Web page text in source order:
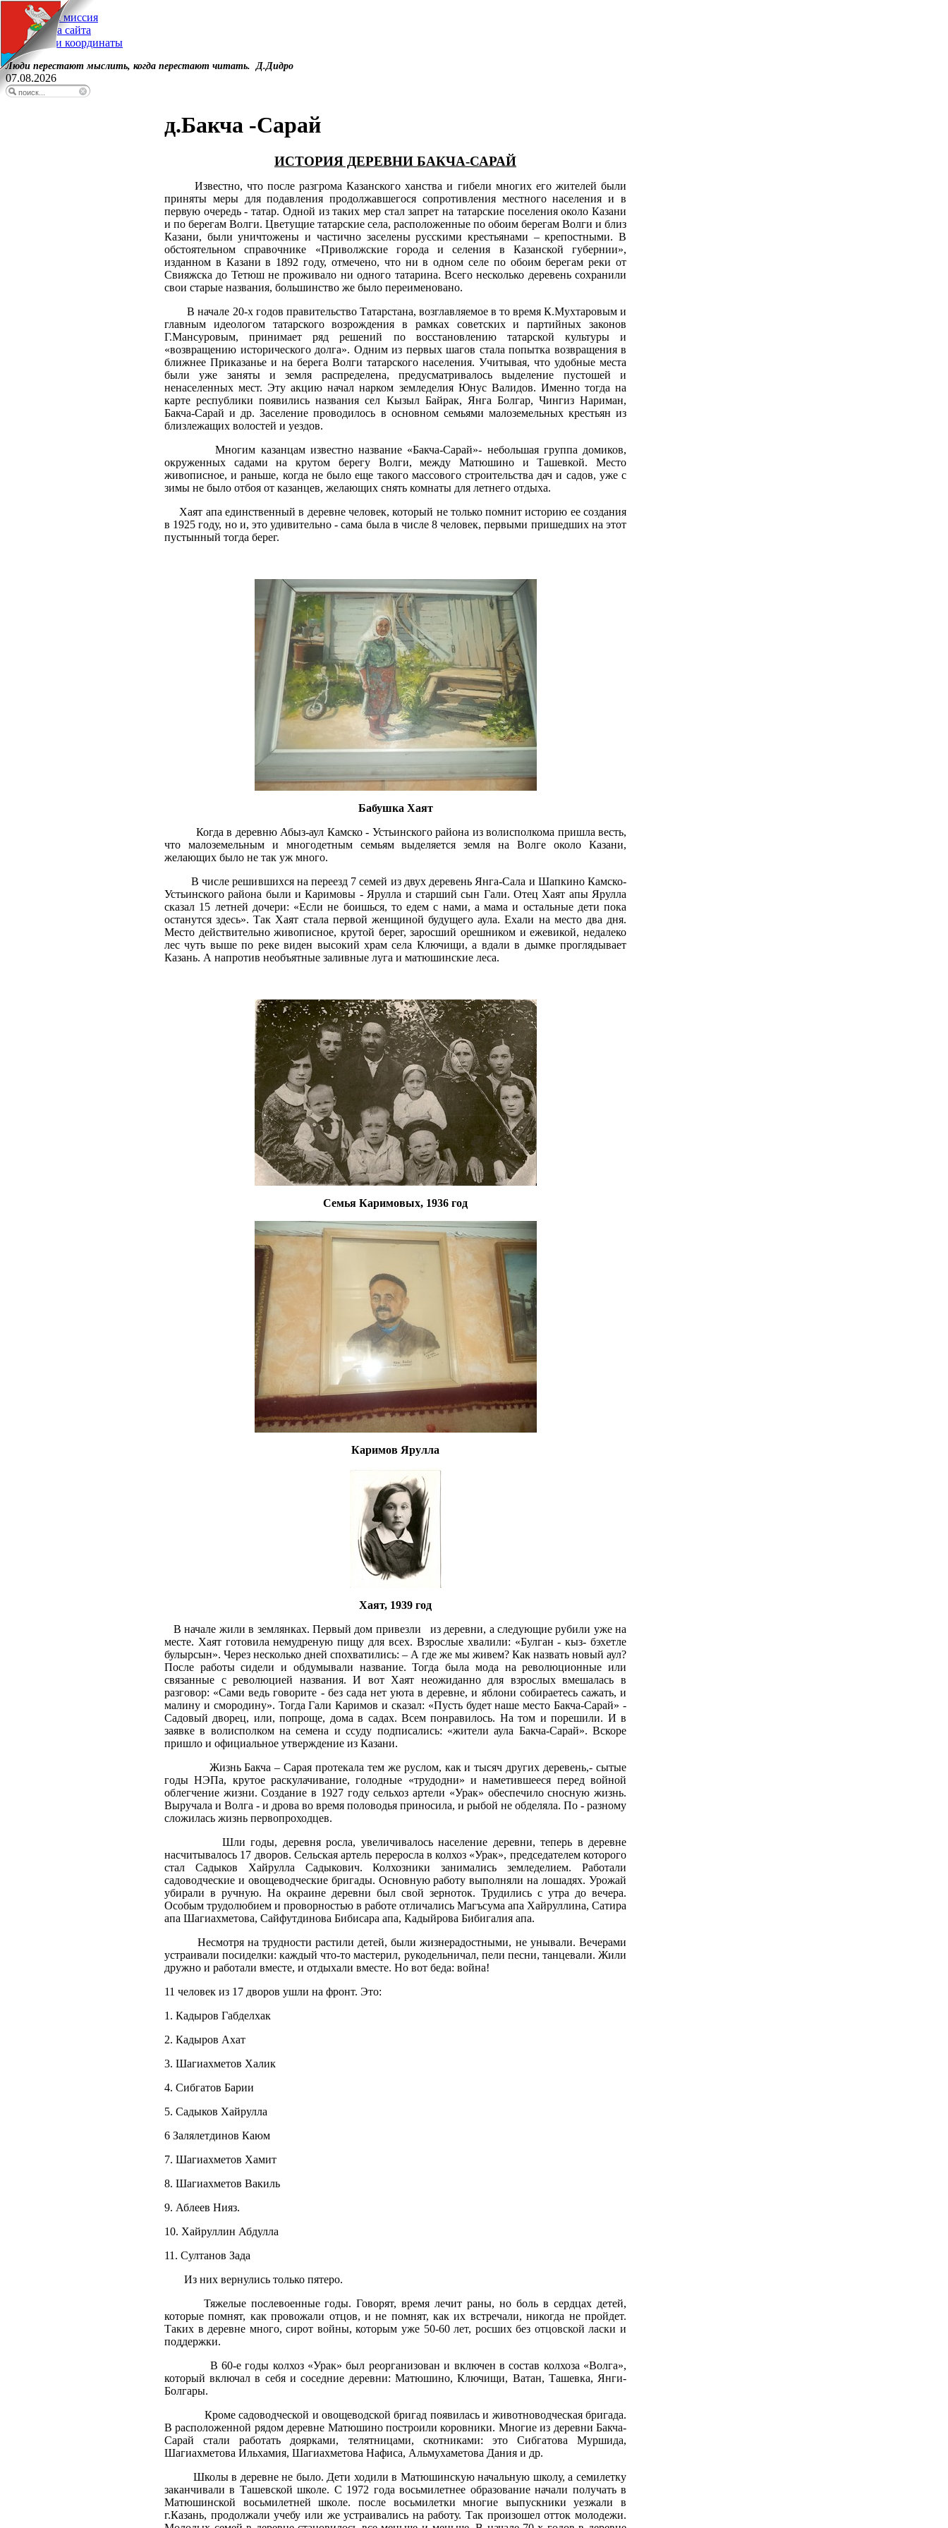
Наша миссия
Карта сайта
Наши координаты
Люди перестают мыслить, когда перестают читать. Д.Дидро
07.08.2026
д.Бакча -Сарай
ИСТОРИЯ ДЕРЕВНИ БАКЧА-САРАЙ
Известно, что после разгрома Казанского ханства и гибели многих его жителей были
приняты меры для подавления продолжавшегося сопротивления местного населения и в
первую очередь - татар. Одной из таких мер стал запрет на татарские поселения около Казани
и по берегам Волги. Цветущие татарские села, расположенные по обоим берегам Волги и близ
Казани, были уничтожены и частично заселены русскими крестьянами – крепостными. В
обстоятельном справочнике «Приволжские города и селения в Казанской губернии»,
изданном в Казани в 1892 году, отмечено, что ни в одном селе по обоим берегам реки от
Свияжска до Тетюш не проживало ни одного татарина. Всего несколько деревень сохранили
свои старые названия, большинство же было переименовано.
В начале 20-х годов правительство Татарстана, возглавляемое в то время К.Мухтаровым и
главным идеологом татарского возрождения в рамках советских и партийных законов
Г.Мансуровым, принимает ряд решений по восстановлению татарской культуры и
«возвращению исторического долга». Одним из первых шагов стала попытка возвращения в
ближнее Приказанье и на берега Волги татарского населения. Учитывая, что удобные места
были уже заняты и земля распределена, предусматривалось выделение пустошей и
ненаселенных мест. Эту акцию начал нарком земледелия Юнус Валидов. Именно тогда на
карте республики появились названия сел Кызыл Байрак, Янга Болгар, Чингиз Нариман,
Бакча-Сарай и др. Заселение проводилось в основном семьями малоземельных крестьян из
близлежащих волостей и уездов.
Многим казанцам известно название «Бакча-Сарай»- небольшая группа домиков,
окруженных садами на крутом берегу Волги, между Матюшино и Ташевкой. Место
живописное, и раньше, когда не было еще такого массового строительства дач и садов, уже с
зимы не было отбоя от казанцев, желающих снять комнаты для летнего отдыха.
Хаят апа единственный в деревне человек, который не только помнит историю ее создания
в 1925 году, но и, это удивительно - сама была в числе 8 человек, первыми пришедших на этот
пустынный тогда берег.
Бабушка Хаят
Когда в деревню Абыз-аул Камско - Устьинского района из волисполкома пришла весть,
что малоземельным и многодетным семьям выделяется земля на Волге около Казани,
желающих было не так уж много.
В числе решившихся на переезд 7 семей из двух деревень Янга-Сала и Шапкино Камско-
Устьинского района были и Каримовы - Ярулла и старший сын Гали. Отец Хаят апы Ярулла
сказал 15 летней дочери: «Если не боишься, то едем с нами, а мама и остальные дети пока
останутся здесь». Так Хаят стала первой женщиной будущего аула. Ехали на место два дня.
Место действительно живописное, крутой берег, заросший орешником и ежевикой, недалеко
лес чуть выше по реке виден высокий храм села Ключищи, а вдали в дымке проглядывает
Казань. А напротив необъятные заливные луга и матюшинские леса.
Семья Каримовых, 1936 год
Каримов Ярулла
Хаят, 1939 год
В начале жили в землянках. Первый дом привезли из деревни, а следующие рубили уже на
месте. Хаят готовила немудреную пищу для всех. Взрослые хвалили: «Булган - кыз- бэхетле
булырсын». Через несколько дней спохватились: – А где же мы живем? Как назвать новый аул?
После работы сидели и обдумывали название. Тогда была мода на революционные или
связанные с революцией названия. И вот Хаят неожиданно для взрослых вмешалась в
разговор: «Сами ведь говорите - без сада нет уюта в деревне, и яблони собираетесь сажать, и
малину и смородину». Тогда Гали Каримов и сказал: «Пусть будет наше место Бакча-Сарай» -
Садовый дворец, или, попроще, дома в садах. Всем понравилось. На том и порешили. И в
заявке в волисполком на семена и ссуду подписались: «жители аула Бакча-Сарай». Вскоре
пришло и официальное утверждение из Казани.
Жизнь Бакча – Сарая протекала тем же руслом, как и тысяч других деревень,- сытые
годы НЭПа, крутое раскулачивание, голодные «трудодни» и наметившееся перед войной
облегчение жизни. Создание в 1927 году сельхоз артели «Урак» обеспечило сносную жизнь.
Выручала и Волга - и дрова во время половодья приносила, и рыбой не обделяла. По - разному
сложилась жизнь первопроходцев.
Шли годы, деревня росла, увеличивалось население деревни, теперь в деревне
насчитывалось 17 дворов. Сельская артель переросла в колхоз «Урак», председателем которого
стал Садыков Хайрулла Садыкович. Колхозники занимались земледелием. Работали
садоводческие и овощеводческие бригады. Основную работу выполняли на лошадях. Урожай
убирали в ручную. На окраине деревни был свой зерноток. Трудились с утра до вечера.
Особым трудолюбием и проворностью в работе отличались Магъсума апа Хайруллина, Сатира
апа Шагиахметова, Сайфутдинова Бибисара апа, Кадыйрова Бибигалия апа.
Несмотря на трудности растили детей, были жизнерадостными, не унывали. Вечерами
устраивали посиделки: каждый что-то мастерил, рукодельничал, пели песни, танцевали. Жили
дружно и работали вместе, и отдыхали вместе. Но вот беда: война!
11 человек из 17 дворов ушли на фронт. Это:
1. Кадыров Габделхак
2. Кадыров Ахат
3. Шагиахметов Халик
4. Сибгатов Барии
5. Садыков Хайрулла
6 Залялетдинов Каюм
7. Шагиахметов Хамит
8. Шагиахметов Вакиль
9. Аблеев Нияз.
10. Хайруллин Абдулла
11. Султанов Зада
Из них вернулись только пятеро.
Тяжелые послевоенные годы. Говорят, время лечит раны, но боль в сердцах детей,
которые помнят, как провожали отцов, и не помнят, как их встречали, никогда не пройдет.
Таких в деревне много, сирот войны, которым уже 50-60 лет, росших без отцовской ласки и
поддержки.
В 60-е годы колхоз «Урак» был реорганизован и включен в состав колхоза «Волга»,
который включал в себя и соседние деревни: Матюшино, Ключищи, Ватан, Ташевка, Янги-
Болгары.
Кроме садоводческой и овощеводской бригад появилась и животноводческая бригада.
В расположенной рядом деревне Матюшино построили коровники. Многие из деревни Бакча-
Сарай стали работать доярками, телятницами, скотниками: это Сибгатова Муршида,
Шагиахметова Ильхамия, Шагиахметова Нафиса, Альмухаметова Дания и др.
Школы в деревне не было. Дети ходили в Матюшинскую начальную школу, а семилетку
заканчивали в Ташевской школе. С 1972 года восьмилетнее образование начали получать в
Матюшинской восьмилетней школе. после восьмилетки многие выпускники уезжали в
г.Казань, продолжали учебу или же устраивались на работу. Так произошел отток молодежи.